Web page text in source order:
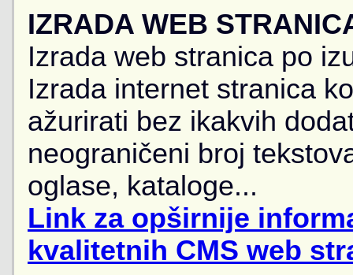
IZRADA WEB
Izrada web stranica po
Izrada internet stranica
ažurirati bez ikakvih
neograničeni broj
oglase, kataloge...
Link za opširnije
kvalitetnih CMS web